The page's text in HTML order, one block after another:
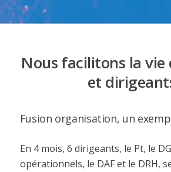
Nous facilitons la vie
et
Fusion organisation, un
En 4 mois, 6 dirigeants, le Pt, le
opérationnels, le DAF et le DRH,